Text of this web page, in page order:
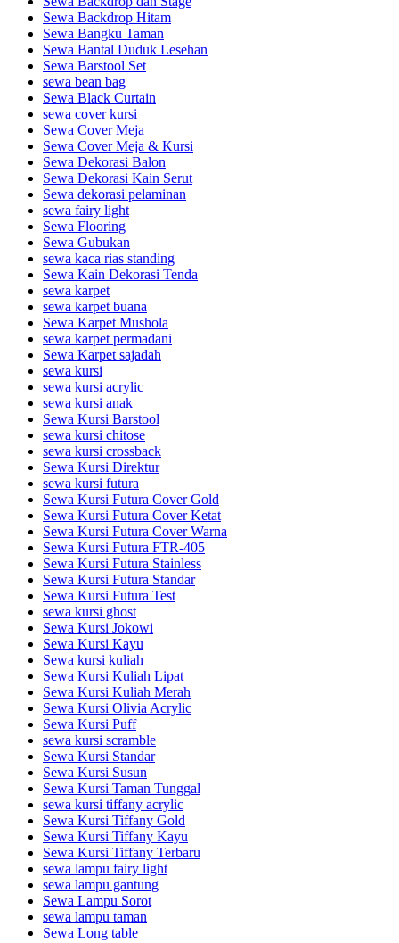
Sewa Backdrop Hitam
Sewa Bangku Taman
Sewa Bantal Duduk Lesehan
Sewa Barstool Set
sewa bean bag
Sewa Black Curtain
sewa cover kursi
Sewa Cover Meja
Sewa Cover Meja & Kursi
Sewa Dekorasi Balon
Sewa Dekorasi Kain Serut
Sewa dekorasi pelaminan
sewa fairy light
Sewa Flooring
Sewa Gubukan
sewa kaca rias standing
Sewa Kain Dekorasi Tenda
sewa karpet
sewa karpet buana
Sewa Karpet Mushola
sewa karpet permadani
Sewa Karpet sajadah
sewa kursi
sewa kursi acrylic
sewa kursi anak
Sewa Kursi Barstool
sewa kursi chitose
sewa kursi crossback
Sewa Kursi Direktur
sewa kursi futura
Sewa Kursi Futura Cover Gold
Sewa Kursi Futura Cover Ketat
Sewa Kursi Futura Cover Warna
Sewa Kursi Futura FTR-405
Sewa Kursi Futura Stainless
Sewa Kursi Futura Standar
Sewa Kursi Futura Test
sewa kursi ghost
Sewa Kursi Jokowi
Sewa Kursi Kayu
Sewa kursi kuliah
Sewa Kursi Kuliah Lipat
Sewa Kursi Kuliah Merah
Sewa Kursi Olivia Acrylic
Sewa Kursi Puff
sewa kursi scramble
Sewa Kursi Standar
Sewa Kursi Susun
Sewa Kursi Taman Tunggal
sewa kursi tiffany acrylic
Sewa Kursi Tiffany Gold
Sewa Kursi Tiffany Kayu
Sewa Kursi Tiffany Terbaru
sewa lampu fairy light
sewa lampu gantung
Sewa Lampu Sorot
sewa lampu taman
Sewa Long table